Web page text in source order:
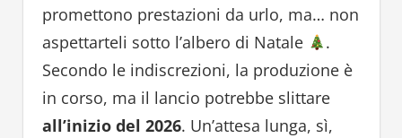
promettono prestazioni da urlo, ma… non
aspettarteli sotto l’albero di Natale
.
Secondo le indiscrezioni, la produzione è
in corso, ma il lancio potrebbe slittare
all’inizio del 2026. Un’attesa lunga, sì,